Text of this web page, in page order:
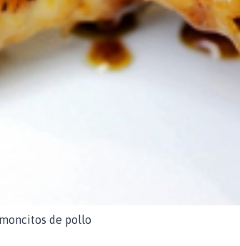
de pollo